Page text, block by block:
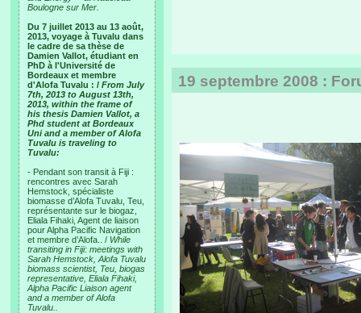
Boulogne sur Mer.
Du 7 juillet 2013 au 13 août,
2013, voyage à Tuvalu dans
le cadre de sa thèse de
Damien Vallot, étudiant en
PhD à l'Université de
Bordeaux et membre
d'Alofa Tuvalu : / From July
7th, 2013 to August 13th,
2013, within the frame of
his thesis Damien Vallot, a
Phd student at Bordeaux
Uni and a member of Alofa
Tuvalu is traveling to
Tuvalu:
- Pendant son transit à Fiji :
rencontres avec Sarah
Hemstock, spécialiste
biomasse d’Alofa Tuvalu, Teu,
représentante sur le biogaz,
Eliala Fihaki, Agent de liaison
pour Alpha Pacific Navigation
et membre d’Alofa.. / While
transiting in Fiji: meetings with
Sarah Hemstock, Alofa Tuvalu
biomass scientist, Teu, biogas
representative, Eliala Fihaki,
Alpha Pacific Liaison agent
and a member of Alofa
Tuvalu..
19 septembre 2008 :